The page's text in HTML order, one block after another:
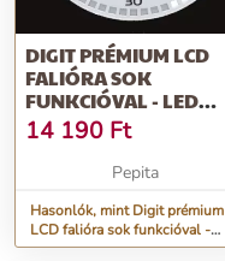
DIGIT PRÉMIUM LCD
FALIÓRA SOK
FUNKCIÓVAL - LED
6000K
14 190 Ft
Pepita
Hasonlók, mint Digit prémium
LCD falióra sok funkcióval -
LED 6000k